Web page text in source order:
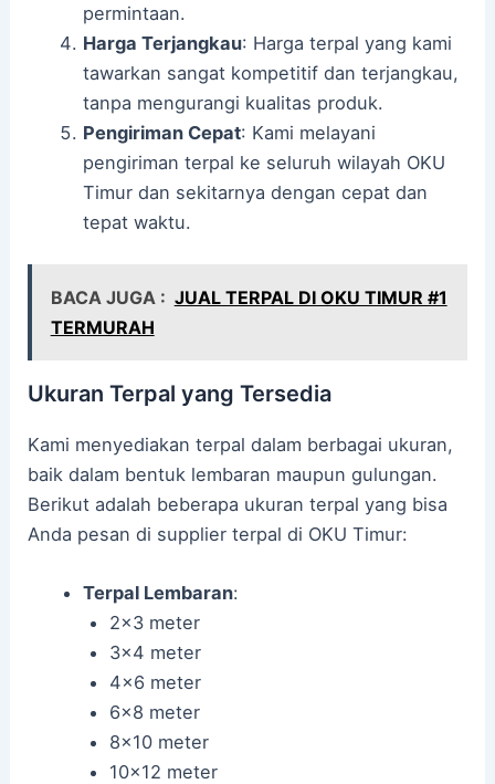
permintaan.
Harga Terjangkau: Harga terpal yang kami
tawarkan sangat kompetitif dan terjangkau,
tanpa mengurangi kualitas produk.
Pengiriman Cepat: Kami melayani
pengiriman terpal ke seluruh wilayah OKU
Timur dan sekitarnya dengan cepat dan
tepat waktu.
BACA JUGA : JUAL TERPAL DI OKU TIMUR #1
TERMURAH
Ukuran Terpal yang Tersedia
Kami menyediakan terpal dalam berbagai ukuran,
baik dalam bentuk lembaran maupun gulungan.
Berikut adalah beberapa ukuran terpal yang bisa
Anda pesan di supplier terpal di OKU Timur:
Terpal Lembaran:
2×3 meter
3×4 meter
4×6 meter
6×8 meter
8×10 meter
10×12 meter